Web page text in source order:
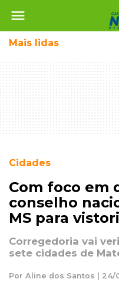
menu
Mais lidas
Cidades
Com foco em
conselho
MS para
Corregedoria vai
sete cidades de
Por Aline dos Santos | 24/